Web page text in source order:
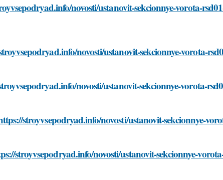
novosti/ustanovit-sekcionnye-vorota-
novosti/ustanovit-sekcionnye-vorota-
novosti/ustanovit-sekcionnye-vorota-
stroyvsepodryad.info/novosti/ustanovit-sekcionnye-
stroyvsepodryad.info/novosti/ustanovit-sekcionnye-